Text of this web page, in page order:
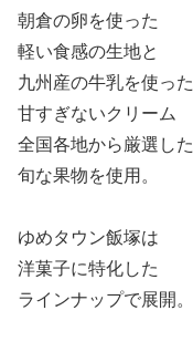
朝倉の卵を使った
軽い食感の生地と
九州産の牛乳を使った
甘すぎないクリーム
全国各地から厳選した
旬な果物を使用。
ゆめタウン飯塚は
洋菓子に特化した
ラインナップで展開。